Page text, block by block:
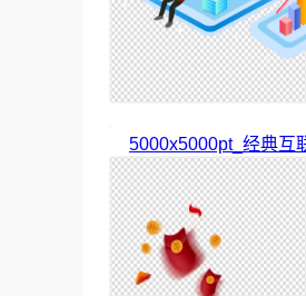
5000x5000pt_经典互